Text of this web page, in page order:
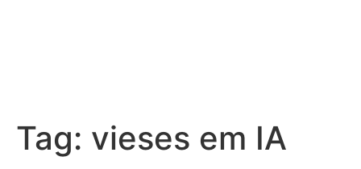
Tag: vieses em IA